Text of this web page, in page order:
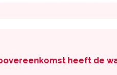
heeft de